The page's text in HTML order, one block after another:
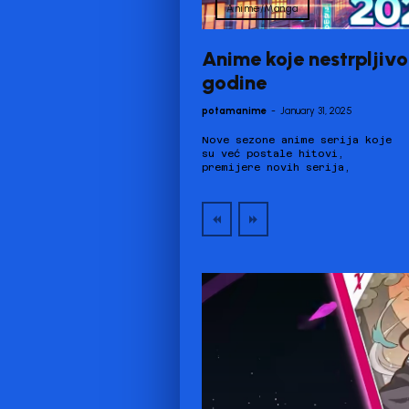
Anime/Manga
Anime koje
godine
potamanime - January 31, 2025
Nove sezone anime serija koje
su već postale hitovi,
premijere novih serija,
filmovi, OVA-e (serije ili
filmovi koji se ne emituju na